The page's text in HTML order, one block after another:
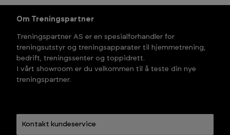
Om Treningspartner
Treningspartner AS er en spesialforhandler for
treningsutstyr og treningsapparater til hjemmetrening,
bedrift, treningssenter og toppidrett.
I vårt showroom er du velkommen til å teste din nye
treningspartner.
Kontakt kundeservice